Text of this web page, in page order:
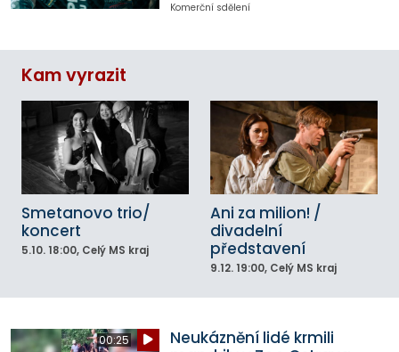
Komerční sdělení
Kam vyrazit
Smetanovo trio/
koncert
5.10. 18:00, Celý MS kraj
Ani za milion! /
divadelní
představení
9.12. 19:00, Celý MS kraj
00:25
Neukáznění lidé krmili